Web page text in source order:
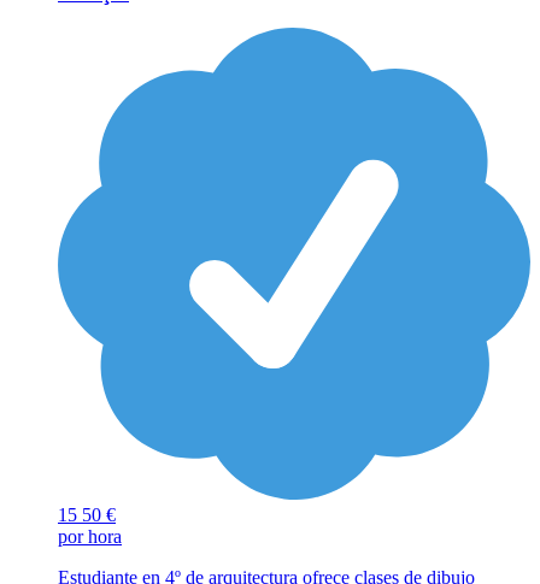
15 50 €
por hora
Estudiante en 4º de arquitectura ofrece clases de dibujo